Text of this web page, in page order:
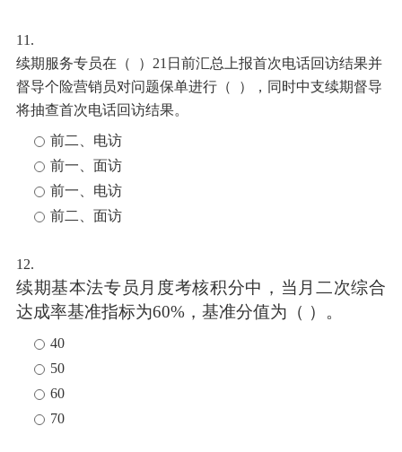
11.
续期服务专员在（
） 21日前汇总上报首次电话回访结果并
督导个险营销员对问题保单进行（ ），同时中支续期督导
将抽查首次电话回访结果。
前二、电访
前一、面访
前一、电访
前二、面访
12.
续期基本法专员月度考核积分中，当月二次综合
达成率基准指标为60%， 基准分值为（ ） 。
40
50
60
70